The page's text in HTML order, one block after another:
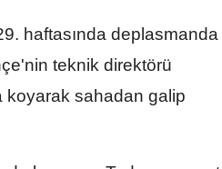
haftasında deplasmanda
teknik direktörü
koyarak sahadan galip